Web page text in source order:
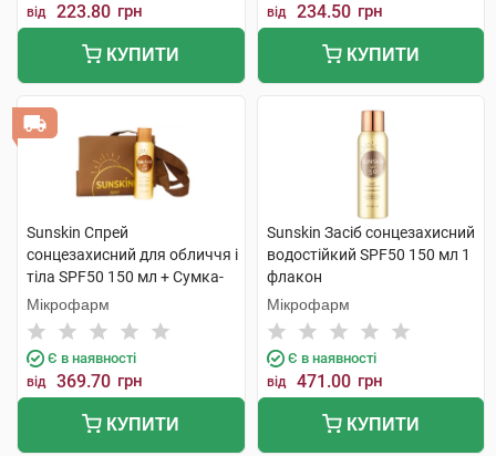
від 223.80 грн
КУПИТИ
від 234.50 грн
КУПИТИ
Sunskin Спрей
сонцезахисний для обличчя і
тіла SPF50 150 мл + Сумка-
шопер 150 мл 1 набір
Мікрофарм
Є в наявності
від 369.70 грн
КУПИТИ
Sunskin Засіб сонцезахисний
водостійкий SPF50 150 мл 1
флакон
Мікрофарм
Є в наявності
від 471.00 грн
КУПИТИ